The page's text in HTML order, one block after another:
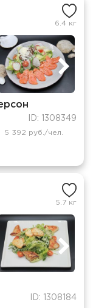
6.4 кг
ID: 1308349
5 392 руб./чел.
5.7 кг
ID: 1308184